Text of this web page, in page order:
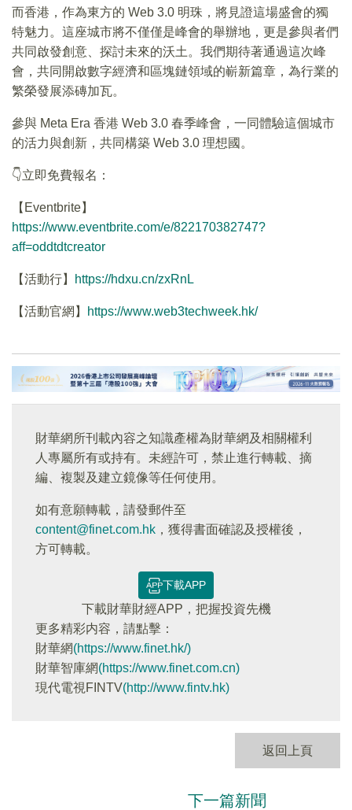
而香港，作為東方的 Web 3.0 明珠，將見證這場盛會的獨
特魅力。這座城市將不僅僅是峰會的舉辦地，更是參與者們
共同啟發創意、探討未來的沃土。我們期待著通過這次峰
會，共同開啟數字經濟和區塊鏈領域的嶄新篇章，為行業的
繁榮發展添磚加瓦。
參與 Meta Era 香港 Web 3.0 春季峰會，一同體驗這個城市
的活力與創新，共同構築 Web 3.0 理想國。
👇立即免費報名：
【Eventbrite】
https://www.eventbrite.com/e/822170382747?
aff=oddtdtcreator
【活動行】 https://hdxu.cn/zxRnL
【活動官網】 https://www.web3techweek.hk/
財華網所刊載內容之知識產權為財華網及相關權利
人專屬所有或持有。未經許可，禁止進行轉載、摘
編、複製及建立鏡像等任何使用。
如有意願轉載，請發郵件至
content@finet.com.hk ，獲得書面確認及授權後，
方可轉載。
下載APP
下載財華財經APP，把握投資先機
更多精彩内容，請點擊：
財華網(https://www.finet.hk/)
財華智庫網(https://www.finet.com.cn)
現代電視FINTV(http://www.fintv.hk)
返回上頁
下一篇新聞